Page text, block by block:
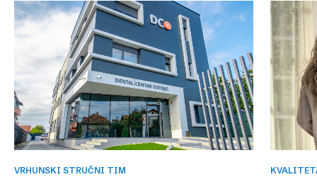
VRHUNSKI STRUČNI TIM